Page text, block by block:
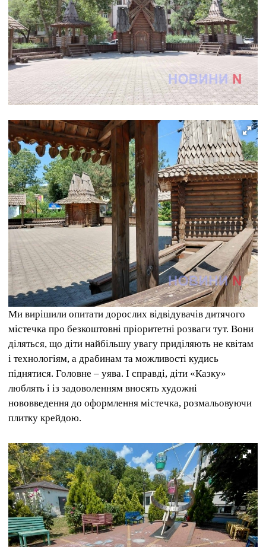
Ми вирішили опитати дорослих відвідувачів дитячого
містечка про безкоштовні пріоритетні розваги тут. Вони
діляться, що діти найбільшу увагу приділяють не квітам
і технологіям, а драбинам та можливості кудись
піднятися. Головне – уява. І справді, діти «Казку»
люблять і із задоволенням вносять художні
нововведення до оформлення містечка, розмальовуючи
плитку крейдою.